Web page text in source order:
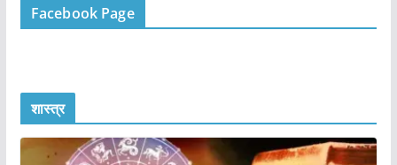
Facebook Page
शास्त्र